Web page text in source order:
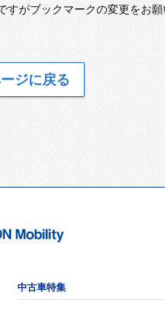
がブックマークの変更をお願
ジに戻る
中古車特集